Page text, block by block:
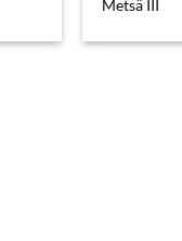
Metsä III